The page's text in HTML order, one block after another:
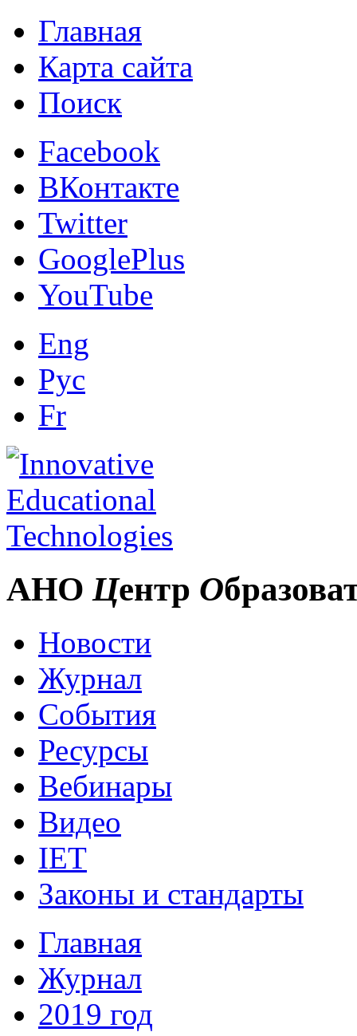
Главная
Карта сайта
Поиск
Facebook
ВКонтакте
Twitter
GooglePlus
YouTube
Eng
Рус
Fr
АНО Центр О
Новости
Журнал
События
Ресурсы
Вебинары
Видео
IET
Законы и стандарты
Главная
Журнал
2019 год